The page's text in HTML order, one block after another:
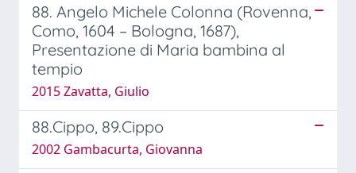
88. Angelo Michele Colonna (Rovenna,
Como, 1604 – Bologna, 1687),
Presentazione di Maria bambina al
tempio
2015 Zavatta, Giulio
88.Cippo, 89.Cippo
2002 Gambacurta, Giovanna